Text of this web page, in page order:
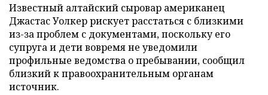
Известный алтайский сыровар американец
Джастас Уолкер рискует расстаться с близкими
из-за проблем с документами, поскольку его
супруга и дети вовремя не уведомили
профильные ведомства о пребывании, сообщил
близкий к правоохранительным органам
источник.